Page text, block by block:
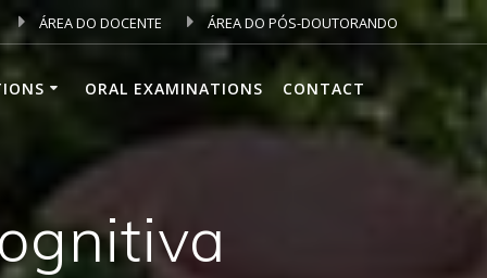
ÁREA DO DOCENTE ÁREA DO PÓS-DOUTORANDO
ORAL EXAMINATIONS CONTACT